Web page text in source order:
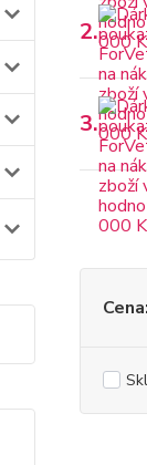
2.
3.
Cena: